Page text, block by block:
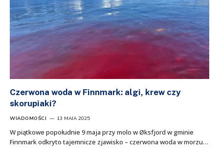
Czerwona woda w Finnmark: algi, krew czy
skorupiaki?
WIADOMOŚCI 13 MAJA 2025
W piątkowe popołudnie 9 maja przy molo w Øksfjord w gminie
Finnmark odkryto tajemnicze zjawisko – czerwona woda w morzu…